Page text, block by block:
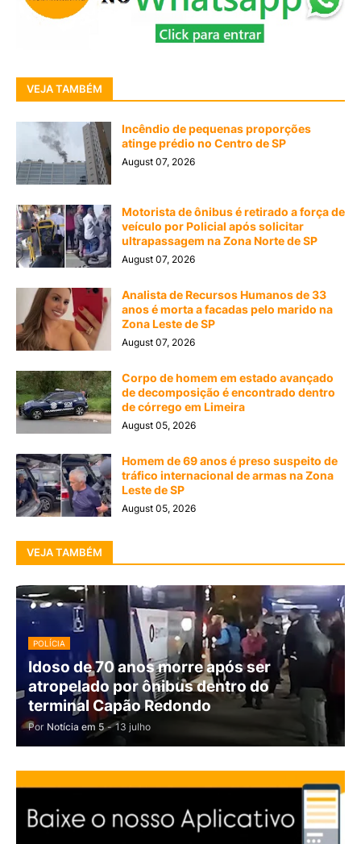
VEJA TAMBÉM
Incêndio de pequenas proporções
atinge prédio no Centro de SP
August 07, 2026
Motorista de ônibus é retirado a força de
veículo por Policial após solicitar
ultrapassagem na Zona Norte de SP
August 07, 2026
Analista de Recursos Humanos de 33
anos é morta a facadas pelo marido na
Zona Leste de SP
August 07, 2026
Corpo de homem em estado avançado
de decomposição é encontrado dentro
de córrego em Limeira
August 05, 2026
Homem de 69 anos é preso suspeito de
tráfico internacional de armas na Zona
Leste de SP
August 05, 2026
VEJA TAMBÉM
POLÍCIA
Idoso de 70 anos morre após ser
atropelado por ônibus dentro do
terminal Capão Redondo
Por Notícia em 5 - 13 julho